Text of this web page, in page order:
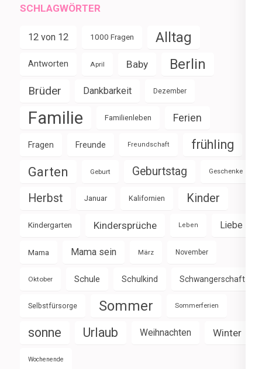
SCHLAGWÖRTER
12 von 12 1000 Fragen Alltag
Antworten April Baby Berlin
Brüder Dankbarkeit Dezember
Familie Familienleben Ferien
Fragen Freunde Freundschaft frühling
Garten Geburt Geburtstag Geschenke
Herbst Januar Kalifornien Kinder
Kindergarten Kindersprüche Leben Liebe
Mama Mama sein März November
Oktober Schule Schulkind Schwangerschaft
Selbstfürsorge Sommer Sommerferien
sonne Urlaub Weihnachten Winter
Wochenende